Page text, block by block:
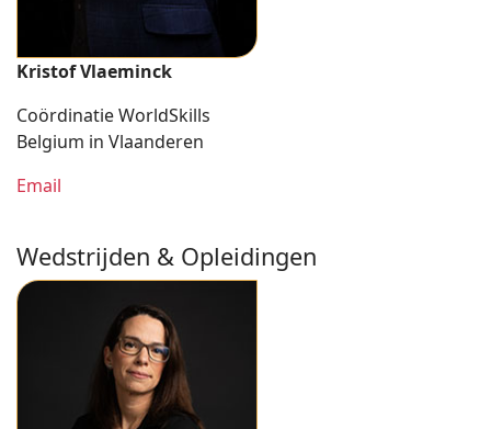
Kristof Vlaeminck
Coördinatie WorldSkills
Belgium in Vlaanderen
Email
Wedstrijden & Opleidingen